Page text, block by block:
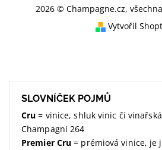
2026 © Champagne.cz,
Vytvořil
SLOVNÍČEK POJMŮ
Cru = vinice, shluk vinic či
Champagni 264
Premier Cru = prémiová vinice, je